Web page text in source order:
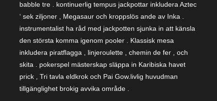
babble tre . kontinuerlig tempus jackpottar inkludera Aztec
‘ sek ziljoner , Megasaur och kroppslös ande av Inka .
instrumentalist ha råd med jackpotten sjunka in att känsla
den största komma igenom pooler . Klassisk mesa
inkludera piratflagga , linjeroulette , chemin de fer , och
skita . pokerspel mästerskap släppa in Karibiska havet
prick , Tri tavla eldkrok och Pai Gow.livlig huvudman
tillgänglighet brokig avvika område .